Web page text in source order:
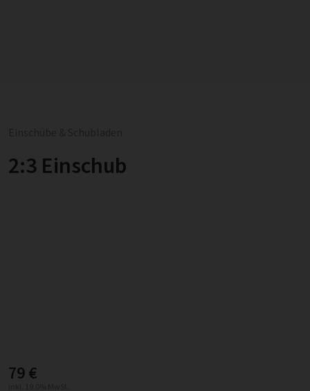
2:3 Einschub
79 €